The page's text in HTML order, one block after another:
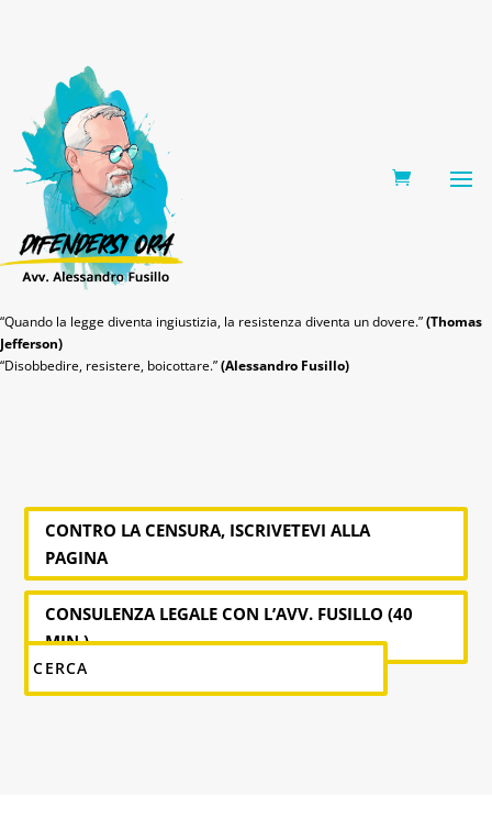
“Quando la legge diventa ingiustizia, la resistenza diventa un dovere.”(Thomas
Jefferson)
“Disobbedire, resistere, boicottare.”(Alessandro Fusillo)
CONTRO LA CENSURA, ISCRIVETEVI ALLA
PAGINA
CONSULENZA LEGALE CON L’AVV. FUSILLO (40
MIN.)